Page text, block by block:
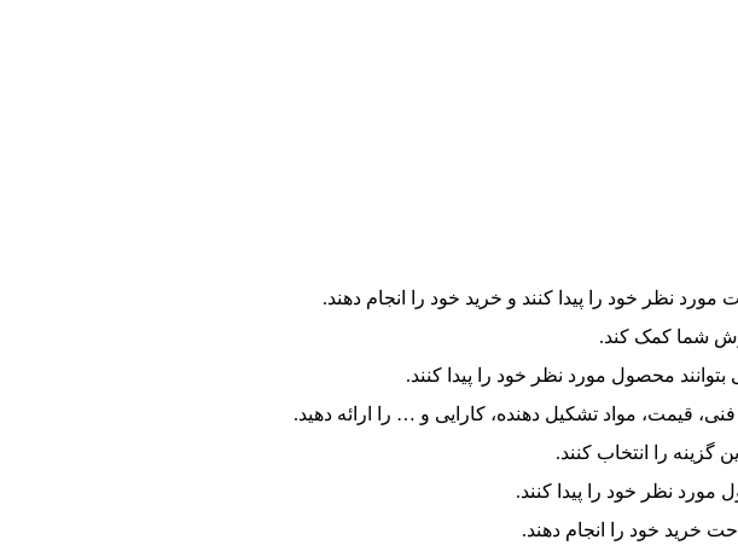
نظر خود را پیدا کنند و خرید خود را انجام دهند.
شما کمک کند.
قیمت، مواد تشکیل دهنده، کارایی و … را ارائه دهید.
گزینه را انتخاب کنند.
نظر خود را پیدا کنند.
خرید خود را انجام دهند.